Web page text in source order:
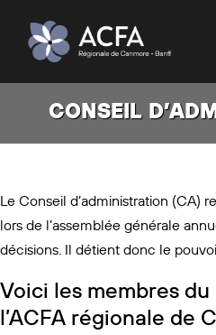
CONSEIL
Le Conseil d’administration (CA)
lors de l’assemblée générale
décisions. Il détient donc le
Voici les membres
l’ACFA régionale de